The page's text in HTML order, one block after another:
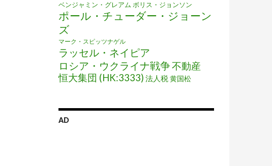
ベンジャミン・グレアム ボリス・ジョンソン
ポール・チューダー・ジョーン
ズ
マーク・スピッツナゲル
ラッセル・ネイピア
ロシア・ウクライナ戦争不動産
恒大集団 (HK:3333) 法人税黄国松
AD